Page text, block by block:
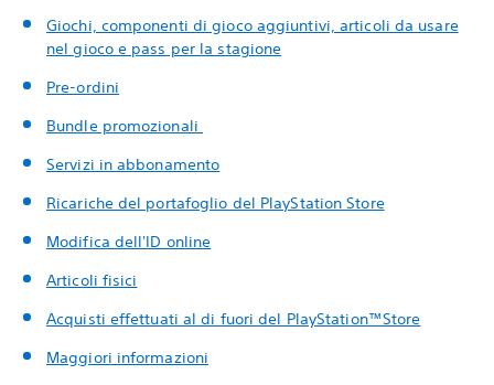
Giochi, componenti di gioco aggiuntivi, articoli da usare
nel gioco e pass per la stagione
Pre-ordini
Bundle promozionali
Servizi in abbonamento
Ricariche del portafoglio del PlayStation Store
Modifica dell'ID online
Articoli fisici
Acquisti effettuati al di fuori del PlayStation™Store
Maggiori informazioni